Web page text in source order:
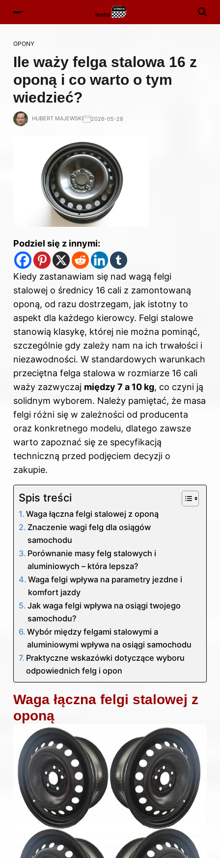
OPONY
Ile waży felga stalowa 16 z
oponą i co warto o tym
wiedzieć?
HUBERT MAJEWSKI 2026-05-28
Podziel się z innymi:
Kiedy zastanawiam się nad wagą felgi
stalowej o średnicy 16 cali z zamontowaną
oponą, od razu dostrzegam, jak istotny to
aspekt dla każdego kierowcy. Felgi stalowe
stanowią klasykę, której nie można pominąć,
szczególnie gdy zależy nam na ich trwałości i
niezawodności. W standardowych warunkach
przeciętna felga stalowa w rozmiarze 16 cali
waży zazwyczaj między 7 a 10 kg, co czyni ją
solidnym wyborem. Należy pamiętać, że masa
felgi różni się w zależności od producenta
oraz konkretnego modelu, dlatego zawsze
warto zapoznać się ze specyfikacją
techniczną przed podjęciem decyzji o
zakupie.
Spis treści
Waga łączna felgi stalowej z oponą
Znaczenie wagi felg dla osiągów
samochodu
Porównanie masy felg stalowych i
aluminiowych – która lepsza?
Waga felgi wpływa na parametry jezdne i
komfort jazdy
Jak waga felgi wpływa na osiągi twojego
samochodu?
Wybór między felgami stalowymi a
aluminiowymi wpływa na osiągi samochodu
Praktyczne wskazówki dotyczące wyboru
odpowiednich felg i opon
Waga łączna felgi stalowej z
oponą